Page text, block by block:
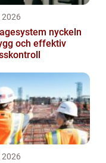
2026
nyckeln
och effektiv
2026